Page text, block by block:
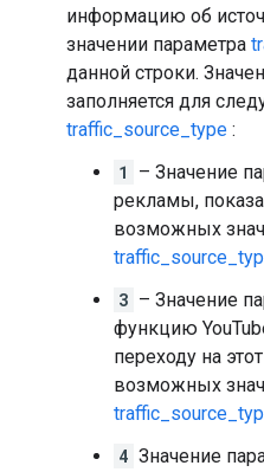
информацию об
значении параметра
данной строки.
заполняется для
traffic_source_type :
1
– Значение
рекламы,
возможных
3 – Значение
функцию
переходу на
возможных
4 Значение